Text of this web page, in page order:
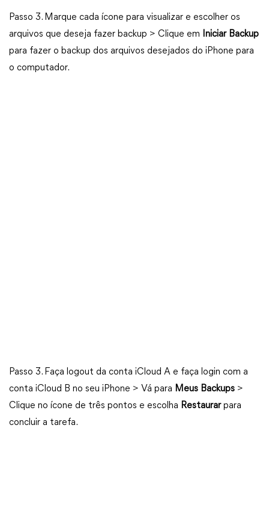
Passo 3. Marque cada ícone para visualizar e escolher os
arquivos que deseja fazer backup > Clique em
Iniciar Backup
para fazer o backup dos arquivos desejados do iPhone para
o computador.
Passo 3. Faça logout da conta iCloud A e faça login com a
conta iCloud B no seu iPhone > Vá para Meus Backups >
Clique no ícone de três pontos e escolha Restaurarpara
concluir a tarefa.